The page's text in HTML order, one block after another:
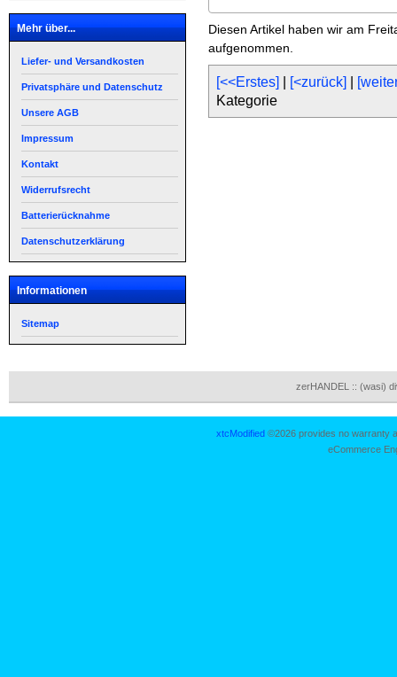
Mehr über...
Liefer- und Versandkosten
Privatsphäre und Datenschutz
Unsere AGB
Impressum
Kontakt
Widerrufsrecht
Batterierücknahme
Datenschutzerklärung
Informationen
Sitemap
Diesen Artikel haben wir am
aufgenommen.
[<<Erstes] [<zurück]
Kategorie
zerHANDEL :: (wasi)
xtcModified ©2026 provides no warranty
eCommerce